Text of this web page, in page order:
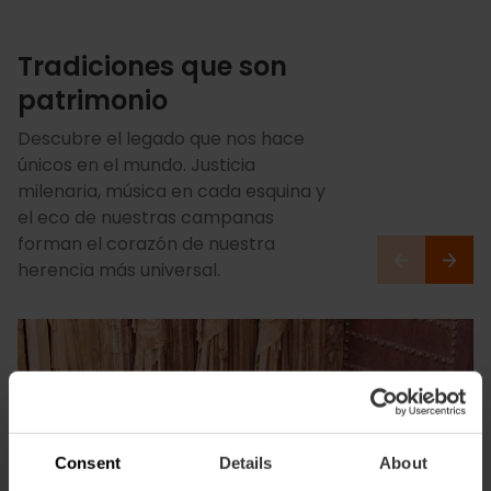
Consent Details About
Tradiciones que son
patrimonio
Descubre el legado que nos hace
únicos en el mundo. Justicia
milenaria, música en cada esquina y
el eco de nuestras campanas
forman el corazón de nuestra
herencia más universal.